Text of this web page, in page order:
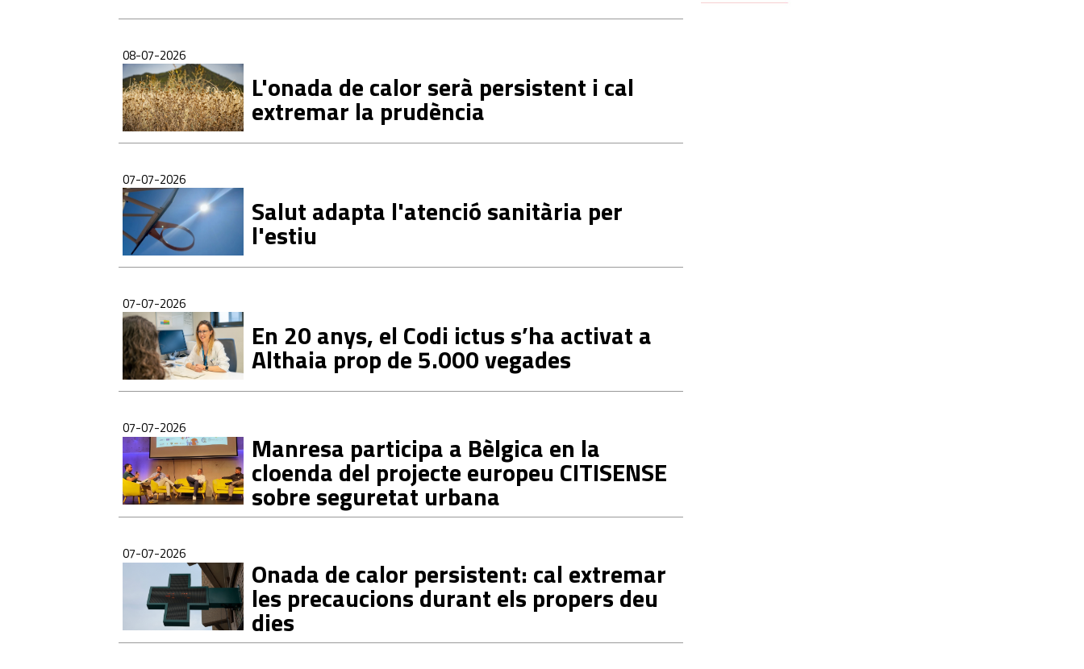
08-07-2026
L'onada de calor serà persistent i cal
extremar la prudència
07-07-2026
Salut adapta l'atenció sanitària per
l'estiu
07-07-2026
En 20 anys, el Codi ictus s’ha activat a
Althaia prop de 5.000 vegades
07-07-2026
Manresa participa a Bèlgica en la
cloenda del projecte europeu CITISENSE
sobre seguretat urbana
07-07-2026
Onada de calor persistent: cal extremar
les precaucions durant els propers deu
dies